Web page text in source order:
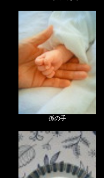
孫の手